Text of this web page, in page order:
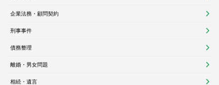
企業法務・顧問契約
刑事事件
債務整理
離婚・男女問題
相続・遺言